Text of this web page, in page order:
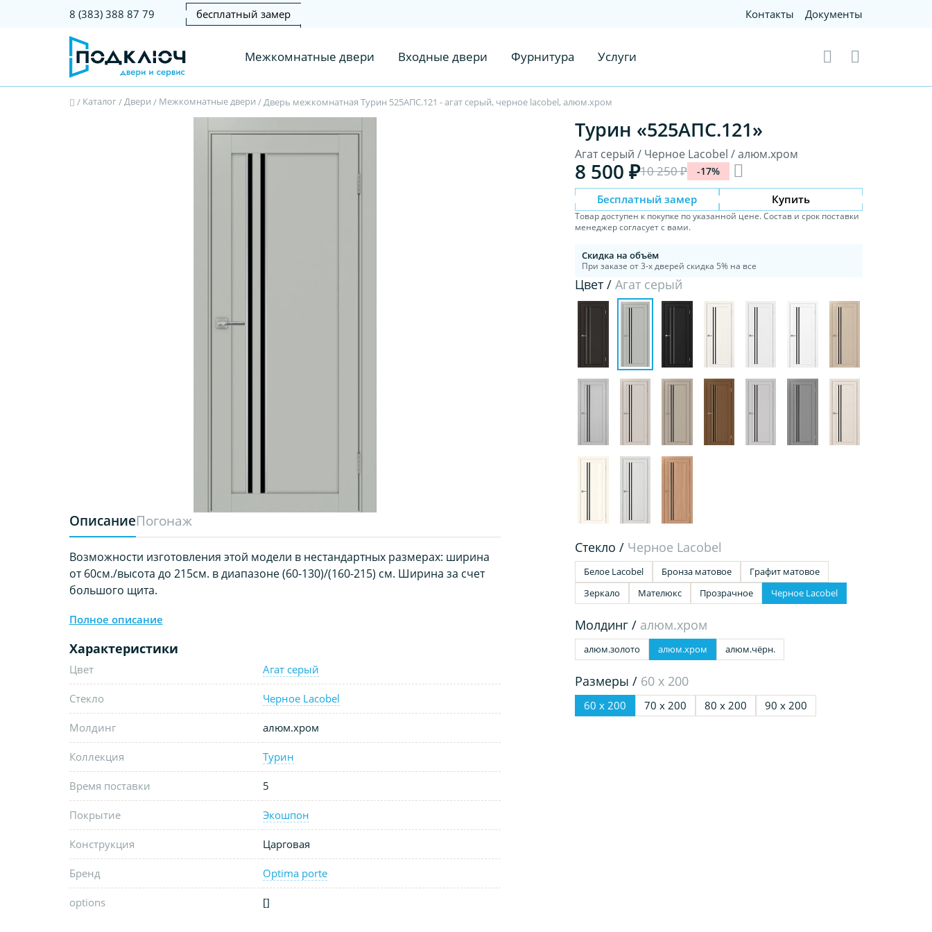
8 (383) 388 87 79 бесплатный замер Контакты Документы
Межкомнатные двери Входные двери Фурнитура Услуги
/ Каталог/Двери / Межкомнатные двери /Дверь межкомнатная Турин 525АПС.121 - агат серый, черное lacobel, алюм.хром
ОписаниеПогонаж
Возможности изготовления этой модели в нестандартных размерах: ширина
от 60см./высота до 215см. в диапазоне (60-130)/(160-215) см. Ширина за счет
большого щита.
Полное описание
Характеристики
Цвет Агат серый
Стекло Черное Lacobel
Молдинг алюм.хром
Коллекция Турин
Время поставки 5
Покрытие Экошпон
Конструкция Царговая
Бренд Optima porte
options []
Турин «525АПС.121»
Агат серый / Черное Lacobel / алюм.хром
8 500 ₽10 250 ₽ -17%
Бесплатный замер Купить
Товар доступен к покупке по указанной цене. Состав и срок поставки
менеджер согласует с вами.
Скидка на объём
При заказе от 3-х дверей скидка 5% на все
Цвет /Агат серый
Стекло / Черное Lacobel
Белое Lacobel Бронза матовое
Графит матовое
Зеркало
Мателюкс Прозрачное Черное Lacobel
Молдинг / алюм.хром
алюм.золото алюм.хром алюм.чёрн.
Размеры / 60 х 200
60 х 200 70 х 200 80 х 200 90 х 200